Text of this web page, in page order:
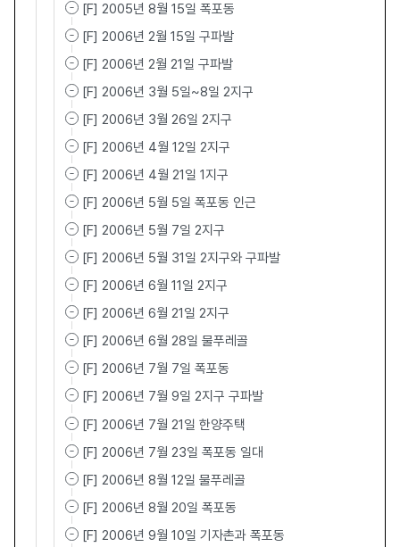
[F] 2005년 8월 15일 폭포동
[F] 2006년 2월 15일 구파발
[F] 2006년 2월 21일 구파발
[F] 2006년 3월 5일~8일 2지구
[F] 2006년 3월 26일 2지구
[F] 2006년 4월 12일 2지구
[F] 2006년 4월 21일 1지구
[F] 2006년 5월 5일 폭포동 인근
[F] 2006년 5월 7일 2지구
[F] 2006년 5월 31일 2지구와 구파발
[F] 2006년 6월 11일 2지구
[F] 2006년 6월 21일 2지구
[F] 2006년 6월 28일 물푸레골
[F] 2006년 7월 7일 폭포동
[F] 2006년 7월 9일 2지구 구파발
[F] 2006년 7월 21일 한양주택
[F] 2006년 7월 23일 폭포동 일대
[F] 2006년 8월 12일 물푸레골
[F] 2006년 8월 20일 폭포동
[F] 2006년 9월 10일 기자촌과 폭포동